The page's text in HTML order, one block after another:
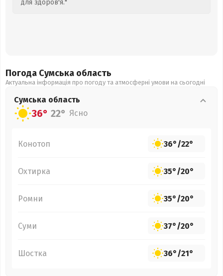
для здоров'я."
Погода Сумська область
Актуальна інформація про погоду та атмосферні умови на сьогодні
Сумська область
36° 22° Ясно
Конотоп 36°/22°
Охтирка 35°/20°
Ромни 35°/20°
Суми 37°/20°
Шостка 36°/21°